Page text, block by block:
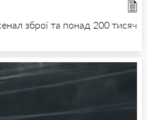
зброї та понад 200 тисяч